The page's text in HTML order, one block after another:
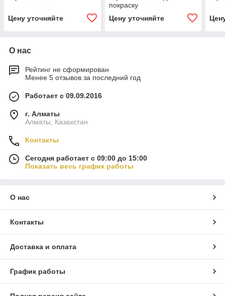
Цену уточняйте
покраску
Цену уточняйте
О нас
Рейтинг не сформирован
Менее 5 отзывов за последний год
Работает с 09.09.2016
г. Алматы
Алматы, Казахстан
Контакты
Сегодня работает с 09:00 до 15:00
Показать весь график работы
О нас
Контакты
Доставка и оплата
График работы